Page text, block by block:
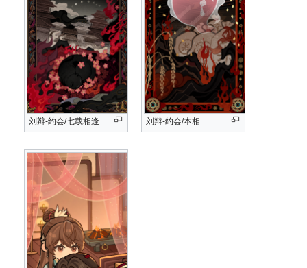
刘辩-约会/七载相逢 刘辩-约会/本相